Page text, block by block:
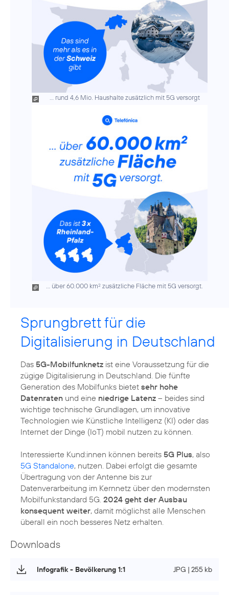
... rund 4,6 Mio. Haushalte zusätzlich mit 5G versorgt
... über 60.000 km2 zusätzliche Fläche mit 5G versorgt.
Sprungbrett für die
Digitalisierung in Deutschland
Das 5G-Mobilfunknetz ist eine Voraussetzung für die
zügige Digitalisierung in Deutschland. Die fünfte
Generation des Mobilfunks bietet sehr hohe
Datenraten und eine niedrige Latenz – beides sind
wichtige technische Grundlagen, um innovative
Technologien wie Künstliche Intelligenz (KI) oder das
Internet der Dinge (IoT) mobil nutzen zu können.
Interessierte Kund:innen können bereits 5G Plus, also
5G Standalone, nutzen. Dabei erfolgt die gesamte
Übertragung von der Antenne bis zur
Datenverarbeitung im Kernnetz über den modernsten
Mobilfunkstandard 5G. 2024 geht der Ausbau
konsequent weiter, damit möglichst alle Menschen
Downloads
Infografik - Bevölkerung 1:1 JPG | 255 kb